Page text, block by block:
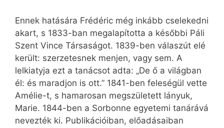
Ennek hatására Frédéric még inkább cselekedni
akart, s 1833-ban megalapította a későbbi Páli
Szent Vince Társaságot. 1839-ben válaszút elé
került: szerzetesnek menjen, vagy sem. A
lelkiatyja ezt a tanácsot adta: „De ő a világban
él: és maradjon is ott.” 1841-ben feleségül vette
Amélie-t, s hamarosan megszületett lányuk,
Marie. 1844-ben a Sorbonne egyetemi tanárává
nevezték ki. Publikációiban, előadásaiban